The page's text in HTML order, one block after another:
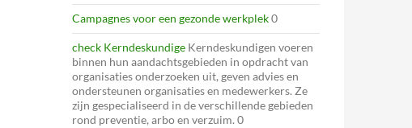
Campagnes voor een gezonde werkplek0
check Kerndeskundige Kerndeskundigen voeren
binnen hun aandachtsgebieden in opdracht van
organisaties onderzoeken uit, geven advies en
ondersteunen organisaties en medewerkers. Ze
zijn gespecialiseerd in de verschillende gebieden
rond preventie, arbo en verzuim. 0